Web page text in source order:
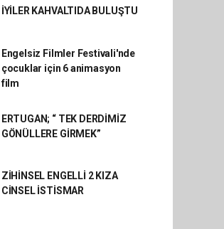
İYİLER KAHVALTIDA BULUŞTU
Engelsiz Filmler Festivali'nde
çocuklar için 6 animasyon
film
ERTUGAN; “ TEK DERDİMİZ
GÖNÜLLERE GİRMEK”
ZİHİNSEL ENGELLİ 2 KIZA
CİNSEL İSTİSMAR